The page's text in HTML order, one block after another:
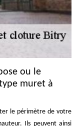
ou le
muret à
le périmètre de votre
Ils peuvent ainsi